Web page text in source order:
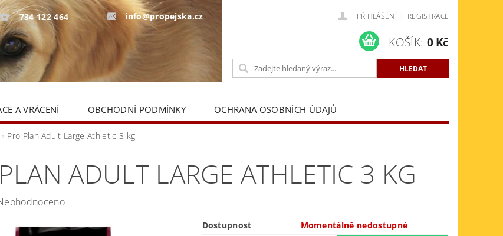
734 122 464 info@propejska.cz PŘIHLÁŠENÍ | REGISTRACE
KOŠÍK: 0 Kč
A VRÁCENÍ OBCHODNÍ PODMÍNKY
OCHRANA OSOBNÍCH ÚDAJŮ
Pro Plan Adult Large Athletic 3 kg
ADULT LARGE ATHLETIC 3 KG
Dostupnost Momentálně nedostupné